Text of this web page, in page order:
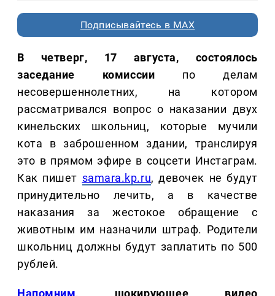
Подписывайтесь в MAX
В четверг, 17 августа, состоялось
заседание комиссии по делам
несовершеннолетних, на котором
рассматривался вопрос о наказании двух
кинельских школьниц, которые мучили
кота в заброшенном здании, транслируя
это в прямом эфире в соцсети Инстаграм.
Как пишет samara.kp.ru, девочек не будут
принудительно лечить, а в качестве
наказания за жестокое обращение с
животным им назначили штраф. Родители
школьниц должны будут заплатить по 500
рублей.
Напомним, шокирующее видео